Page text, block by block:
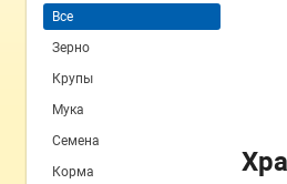
Все
Зерно
Крупы
Мука
Семена
Корма